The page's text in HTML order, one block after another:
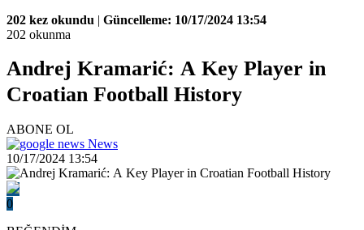
202 kez okundu | Güncelleme: 10/17/2024 13:54
202 okunma
Andrej Kramarić: A Key Player in
Croatian Football History
ABONE OL
News
10/17/2024 13:54
0